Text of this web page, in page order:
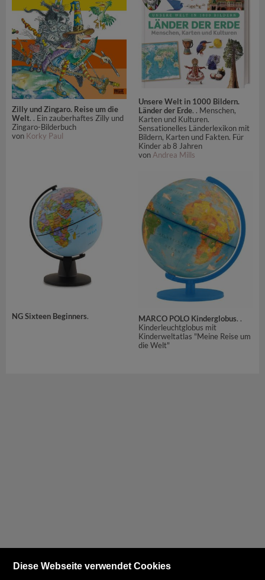
Zilly und Zingaro. Reise um die
Welt. . Ein zauberhaftes Zilly und
Zingaro-Bilderbuch
von Korky Paul
Unsere Welt in 1000 Bildern.
Länder der Erde. . Menschen,
Karten und Kulturen.
Sensationelles Länderlexikon mit
Bildern, Karten und Fakten. Für
Kinder ab 8 Jahren
von Andrea Mills
NG Sixteen Beginners. MARCO POLO Kinderglobus. .
Kinderleuchtglobus mit
Kinderweltatlas "Meine Reise um
die Welt"
Diese Webseite verwendet Cookies